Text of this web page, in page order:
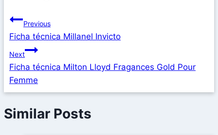
Previous
Ficha técnica Millanel Invicto
Next
Ficha técnica Milton Lloyd Fragances Gold Pour
Femme
Similar Posts